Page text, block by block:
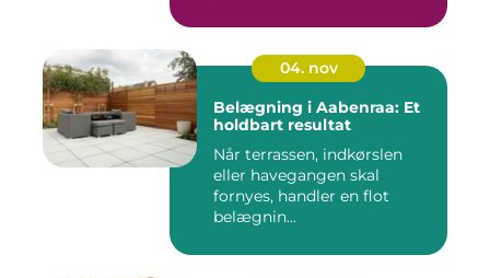
04. nov
Belægning i Aabenraa: Et
holdbart resultat
Når terrassen, indkørslen
eller havegangen skal
fornyes, handler en flot
belægnin...